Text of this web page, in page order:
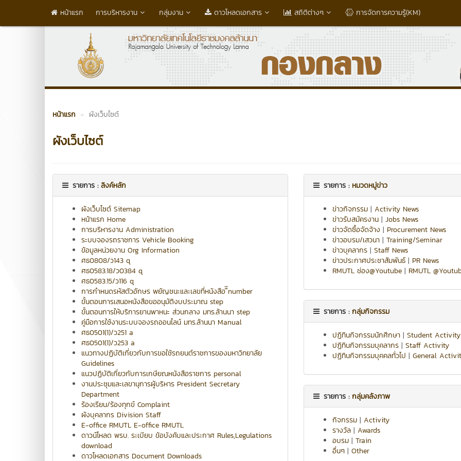
หน้าแรก การบริหารงาน กลุ่มงาน ดาวโหลดเอกสาร สถิติต่างๆ การจัดการความรู้(KM)
หน้าแรก ผังเว็บไซต์
ผังเว็บไซต์
รายการ :ลิงค์หลัก
ผังเว็บไซต์ Sitemap
หน้าแรก Home
การบริหารงาน Administration
ระบบจองรถราชการ Vehicle Booking
ข้อมูลหน่วยงาน Org Information
ศธ0808/ว143 q
ศธ0583.18/ว0384 q
ศธ0583.15/ว116 q
การกำหนดรหัสตัวอักษร พยัญชนะและเลขที่หนังสือ ืีnumber
ขั้นตอนการเสนอหนังสือขออนุมัติงบประมาณ step
ขั้นตอนการให้บริการยานพาหนะ ส่วนกลาง มทร.ล้านนา step
คู่มือการใช้งานระบบจองรถออนไลน์ มทร.ล้านนา Manual
ศธ0501(1)/ว251 a
ศธ0501(1)/ว253 a
แนวทางปฏิบัติเกี่ยวกับการขอใช้รถยนต์ราชการของมหาวิทยาลัย
Guidelines
แนวปฏิบัติเกี่ยวกับการเกษียณหนังสือราชการ personal
งานประชุมและเลขานุการผู้บริหาร President Secretary
Department
ร้องเรียน/ร้องทุกข์ Complaint
ผังบุคลากร Division Staff
E-office RMUTL E-office RMUTL
ดาวน์โหลด พรบ. ระเบียบ ข้อบังคับและประกาศ Rules,Legulations
download
ดาวโหลดเอกสาร Document Downloads
รายการ : หมวดหมู่ข่าว
ข่าวกิจกรรม| Activity News
ข่าวรับสมัครงาน| Jobs News
ข่าวจัดซื้อจัดจ้าง | Procurement News
ข่าวอบรม/เสวนา| Training/Seminar
ข่าวบุคลากร| Staff News
ข่าวประกาศประชาสัมพันธ์| PR News
RMUTL ช่อง@Youtube| RMUTL
รายการ :กลุ่มกิจกรรม
ปฏิทินกิจกรรมนักศึกษา| Student Activity
ปฏิทินกิจกรรมบุคลากร| Staff Activity
ปฏิทินกิจกรรมบุคคลทั่วไป | General
รายการ :กลุ่มคลังภาพ
กิจกรรม| Activity
รางวัล| Awards
อบรม| Train
อื่นๆ| Other